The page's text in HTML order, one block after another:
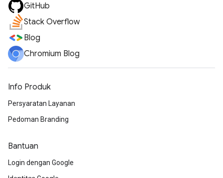
GitHub
Stack Overflow
Blog
Chromium Blog
Info Produk
Persyaratan Layanan
Pedoman Branding
Bantuan
Login dengan Google